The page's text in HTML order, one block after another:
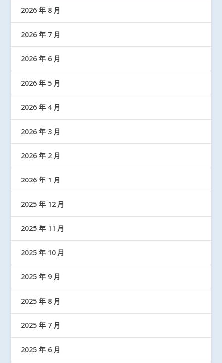
2026 年 8 月
2026 年 7 月
2026 年 6 月
2026 年 5 月
2026 年 4 月
2026 年 3 月
2026 年 2 月
2026 年 1 月
2025 年 12 月
2025 年 11 月
2025 年 10 月
2025 年 9 月
2025 年 8 月
2025 年 7 月
2025 年 6 月